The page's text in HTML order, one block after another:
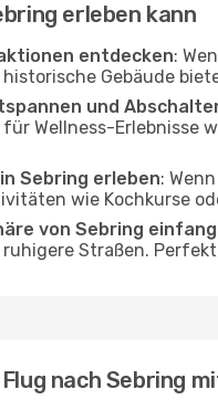
erleben kann
entdecken:
historische Gebäude
und
für Wellness-Erlebnisse
Sebring erleben:
wie Kochkurse
von Sebring
ruhigere Straßen.
nach Sebring